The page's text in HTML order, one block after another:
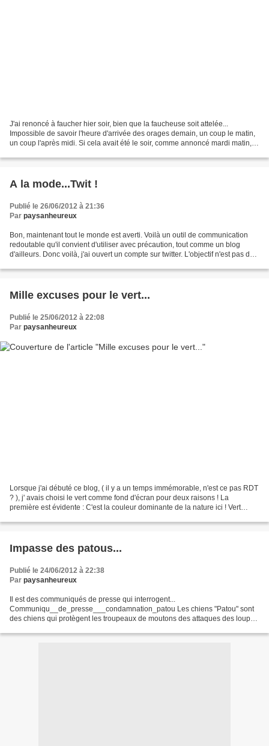
J'ai renoncé à faucher hier soir, bien que la faucheuse soit attelée...
Impossible de savoir l'heure d'arrivée des orages demain, un coup le matin,
un coup l'après midi. Si cela avait été le soir, comme annoncé mardi matin,
A la mode...Twit !
Publié le 26/06/2012 à 21:36
Par paysanheureux
Bon, maintenant tout le monde est averti. Voilà un outil de communication
redoutable qu'il convient d'utiliser avec précaution, tout comme un blog
d'ailleurs. Donc voilà, j'ai ouvert un compte sur twitter. L'objectif n'est pas de
Mille excuses pour le vert...
Publié le 25/06/2012 à 22:08
Par paysanheureux
Lorsque j'ai débuté ce blog, ( il y a un temps immémorable, n'est ce pas RDT
? ), j' avais choisi le vert comme fond d'écran pour deux raisons ! La
première est évidente : C'est la couleur dominante de la nature ici ! Vert
Impasse des patous...
Publié le 24/06/2012 à 22:38
Par paysanheureux
Il est des communiqués de presse qui interrogent...
Communiqu__de_presse___condamnation_patou Les chiens "Patou" sont
des chiens qui protègent les troupeaux de moutons des attaques des loups.